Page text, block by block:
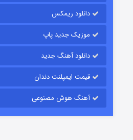
قسمتدانلود ریمکس
موزیک جدید پاپ
دانلود آهنگ جدید
قیمت ایمپلنت دندان
آهنگ هوش مصنوعی